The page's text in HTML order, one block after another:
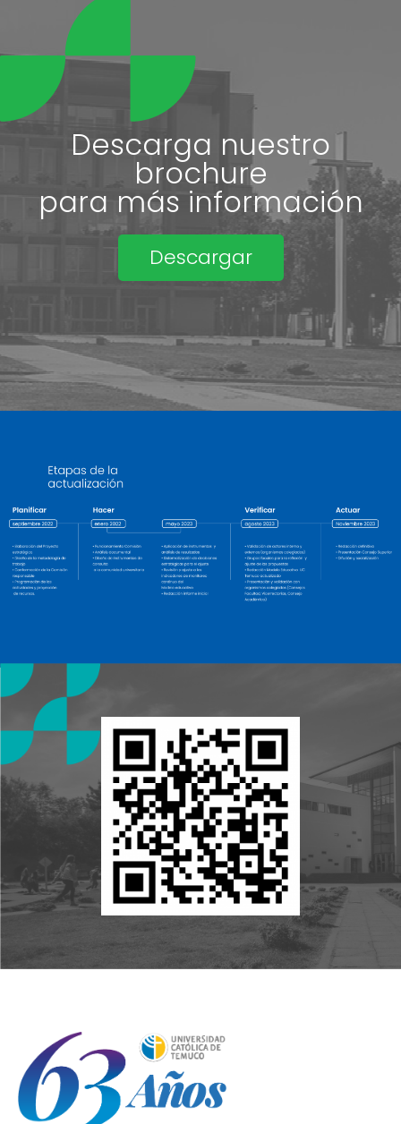
Descarga nuestro
brochure
para más información
Descargar